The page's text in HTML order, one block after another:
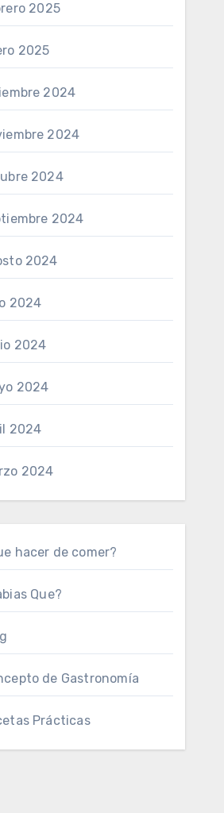
2025
2025
2024
2024
2024
2024
2024
2024
2024
2024
2024
2024
hacer de comer?
Que?
de Gastronomía
Prácticas